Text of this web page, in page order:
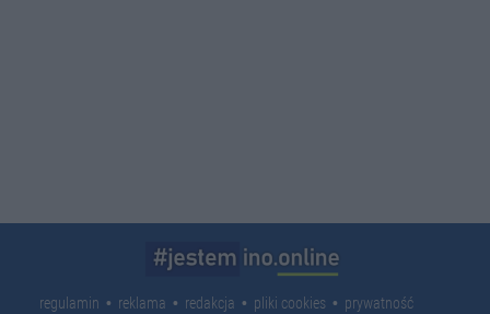
regulamin reklama redakcja pliki cookies
prywatność